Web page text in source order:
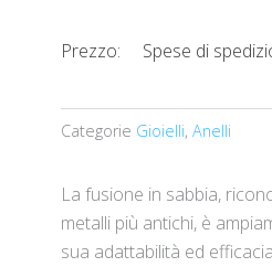
Prezzo: Spese di
Categorie Gioielli, Anelli
La fusione in sabbia,
metalli più antichi, è
sua adattabilità ed